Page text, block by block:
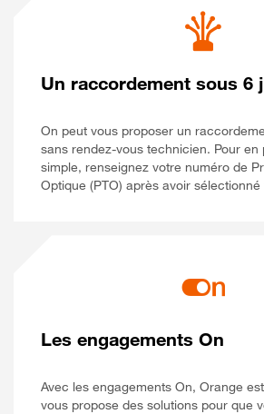
Un raccordement sous 6
On peut vous proposer un
sans rendez-vous technicien. Pour en
simple, renseignez votre numéro de
Optique (PTO) après avoir
Les engagements On
Avec les engagements On, Orange
vous propose des solutions pour que